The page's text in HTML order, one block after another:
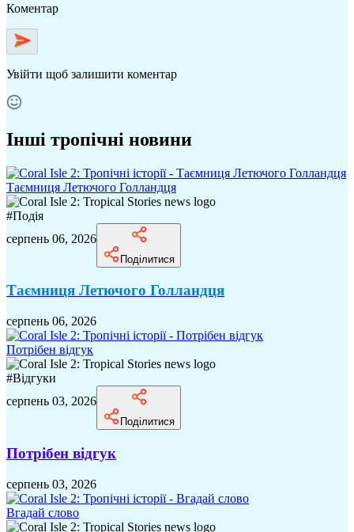
Коментар
Увійти щоб залишити коментар
Інші тропічні новини
Таємниця Летючого Голландця
#Подія
серпень 06, 2026
Поділитися
Таємниця Летючого Голландця
серпень 06, 2026
Потрібен відгук
#Відгуки
серпень 03, 2026
Поділитися
Потрібен відгук
серпень 03, 2026
Вгадай слово